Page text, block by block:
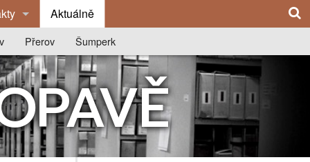
archiv v Opavě
Olomouc
okresní archivy
Aktuálně
archivu
Přerov
O archivu
Z historie archivu
Publikace
Výstavy
Šumperk
O archivu
Z historie archivu
Publikace
Výstavy